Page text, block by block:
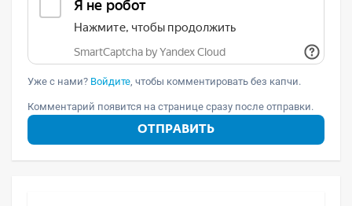
Уже с нами? Войдите, чтобы комментировать без капчи.
Комментарий появится на странице сразу после отправки.
ОТПРАВИТЬ